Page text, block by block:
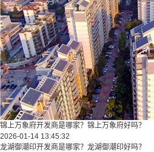
锦上万象府开发商是哪家？锦上万象府好吗？
2026-01-14 13:45:32
龙湖御潮印开发商是哪家？龙湖御潮印好吗？